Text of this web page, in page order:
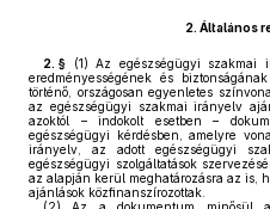
2. Általános
2. § (1) Az egészségügyi szakmai
eredményességének és
történő, országosan egyenletes
az egészségügyi szakmai irányelv
azoktól – indokolt esetben –
egészségügyi kérdésben, amelyre
irányelv, az adott egészségügyi
egészségügyi szolgáltatások
az alapján kerül meghatározásra az is,
ajánlások közfinanszírozottak.